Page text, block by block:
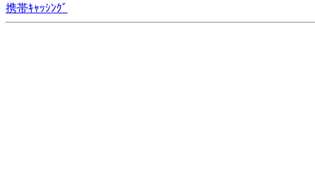
携帯ｷｬｯｼﾝｸﾞ